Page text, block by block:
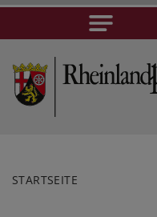
STARTSEITE